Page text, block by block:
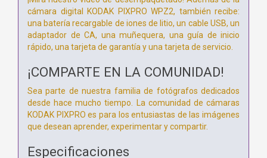
cámara digital KODAK PIXPRO WPZ2, también recibe:
una batería recargable de iones de litio, un cable USB, un
adaptador de CA, una muñequera, una guía de inicio
rápido, una tarjeta de garantía y una tarjeta de servicio.
¡COMPARTE EN LA COMUNIDAD!
Sea parte de nuestra familia de fotógrafos dedicados
desde hace mucho tiempo. La comunidad de cámaras
KODAK PIXPRO es para los entusiastas de las imágenes
que desean aprender, experimentar y compartir.
Especificaciones